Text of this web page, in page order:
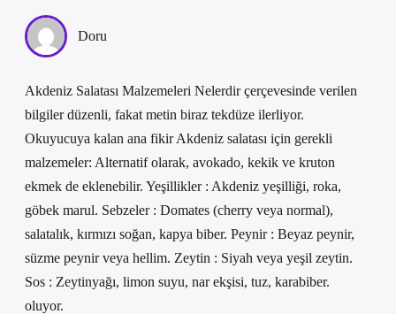
Doru
Akdeniz Salatası Malzemeleri Nelerdir çerçevesinde verilen
bilgiler düzenli, fakat metin biraz tekdüze ilerliyor.
Okuyucuya kalan ana fikir Akdeniz salatası için gerekli
malzemeler: Alternatif olarak, avokado, kekik ve kruton
ekmek de eklenebilir. Yeşillikler : Akdeniz yeşilliği, roka,
göbek marul. Sebzeler : Domates (cherry veya normal),
salatalık, kırmızı soğan, kapya biber. Peynir : Beyaz peynir,
süzme peynir veya hellim. Zeytin : Siyah veya yeşil zeytin.
Sos : Zeytinyağı, limon suyu, nar ekşisi, tuz, karabiber.
oluyor.